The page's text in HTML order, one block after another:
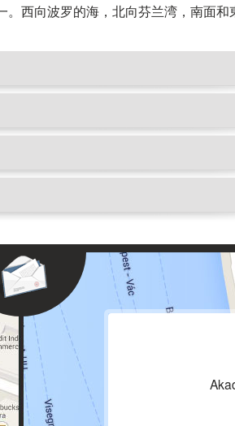
西向波罗的海，北向芬兰湾，南面